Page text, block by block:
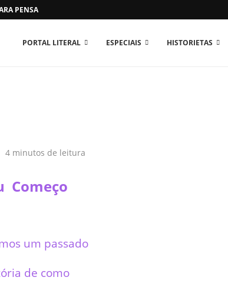
PENSAR O MUNDO...
PORTAL LITERAL ESPECIAIS HISTORIETAS
4 minutos de leitura
Começo
um passado
de como